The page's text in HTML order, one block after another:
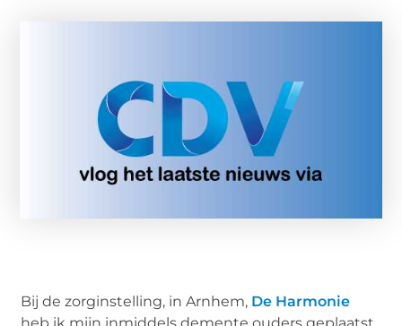
Bij de zorginstelling, in Arnhem, De Harmonie